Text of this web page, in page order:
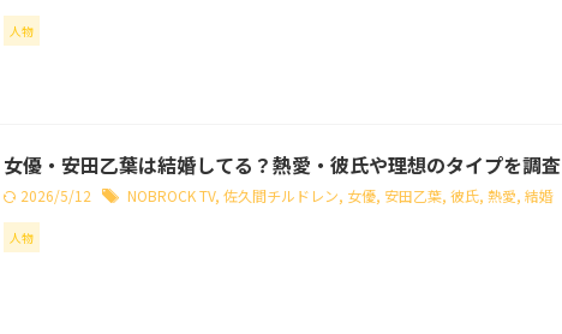
人物
女優・安田乙葉は結婚してる？熱愛・彼氏や理想のタイプを調査
2026/5/12 NOBROCK TV, 佐久間チルドレン, 女優, 安田乙葉, 彼氏, 熱愛, 結婚
人物